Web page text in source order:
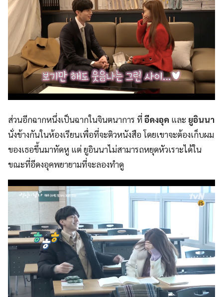
ส่วนอีกฉากหนึ่งเป็นฉากในจินตนาการ ที่อีดงอุค และ ยูอินนา
นั่งข้างกันในห้องเรียนเพื่อที่จะติวหนังสือ โดยเขาจะต้องเก็บผม
ของเธอขึ้นมาทัดหู แต่ ยูอินนาไม่สามารถหยุดหัวเราะได้ใน
ขณะที่อีดงอุคพยายามที่จะลองทำดู